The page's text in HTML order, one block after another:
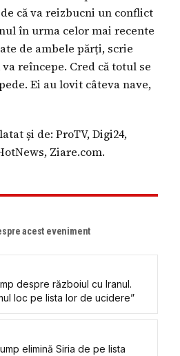
că va reizbucni un conflict
în urma celor mai recente
de ambele părți, scrie
reîncepe. Cred că totul se
Ei au lovit câteva nave,
și de: ProTV, Digi24,
Ziare.com.
acest eveniment
despre războiul cu Iranul.
loc pe lista lor de ucidere”
elimină Siria de pe lista